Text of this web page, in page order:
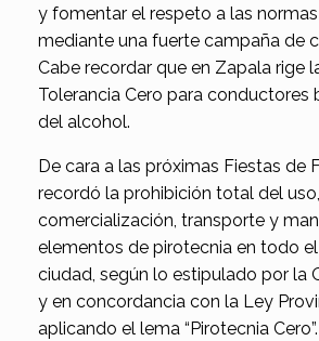
y fomentar el respeto a las
mediante una fuerte campaña de
Cabe recordar que en Zapala rige
Tolerancia Cero para conductores
del alcohol.
De cara a las próximas Fiestas de
recordó la prohibición total del uso,
comercialización, transporte y
elementos de pirotecnia en todo
ciudad, según lo estipulado por la
y en concordancia con la Ley
aplicando el lema “Pirotecnia Cero”.